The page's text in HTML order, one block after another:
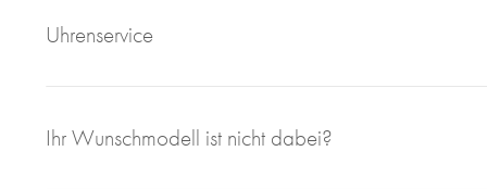
Uhrenservice
Mit großem Engagement, Sachverstand und viel eigener
sorgen wir für einen einwandfreien Uhrenservice bei
Ihr Wunschmodell ist nicht dabei?